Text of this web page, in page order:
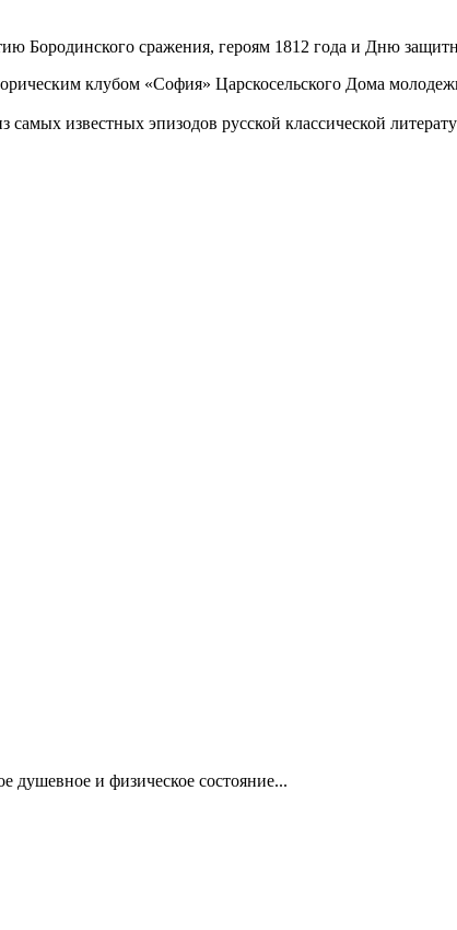
Бородинского сражения, героям 1812 года и Дню
клубом «София» Царскосельского Дома
известных эпизодов русской классической
душевное и физическое состояние...